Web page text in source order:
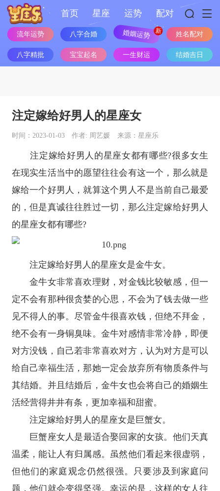
首页 星座 运势 配对
流年运势 八字合婚 婚姻运势 姓名配对
八字精批 宝宝起名 一生财运 结婚吉日
注定嫁给好男人的星座女
时间：2023-01-03 作者: 周艺媛 来源：星座乐
注定嫁给好男人的星座女都有哪些?很多女生
在现实生活当中的愿望往往会有这一个，那么就是
嫁给一个好男人，就算这个男人不是当前自己最爱
的，但是真诚往往胜过一切，那么注定嫁给好男人
的星座女都有哪些?
注定嫁给好男人的星座女是金牛女。
金牛女非常喜欢理财，对金钱比较敏感，但一
定不会有那种很贪婪的心思，不会为了钱去做一些
见不得人的事。尽管金牛很喜欢钱，但绝不拜金，
绝不会有一身铜臭味。金牛对感情非常冷静，即便
对方没钱，自己若非常喜欢对方，认为对方是可以
给自己幸福生活，那她一定会放弃所有物质条件与
其结婚。并且结婚后，金牛女也会将自己的婚姻生
活经营得井井有条，更加幸福和甜蜜。
注定嫁给好男人的星座女是巨蟹女。
巨蟹座女人是最适合娶回家的女孩。他们天真
温柔，能让人有归属感。虽然他们看起来很虚弱，
但他们的家庭观念仍然很强。只要涉及到家庭问
题，他们就会变得坚强。幸运的是，这样的女人往